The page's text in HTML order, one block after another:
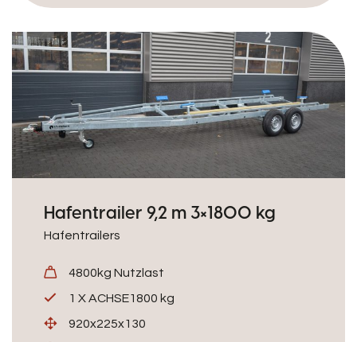
Hafentrailer 9,2 m 3×1800 kg
Hafentrailers
4800kg Nutzlast
1 X ACHSE1800 kg
920x225x130